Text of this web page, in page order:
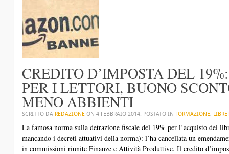
CREDITO D’IMPOSTA DEL
PER I LETTORI, BUONO
MENO ABBIENTI
SCRITTO DA REDAZIONE ON 4 FEBBRAIO 2014. POSTATO IN FORMAZIONE,
La famosa norma sulla detrazione fiscale del 19% per l’acquisto dei
mancando i decreti attuativi della norma): l’ha cancellata un
in commissioni riunite Finanze e Attività Produttive. Il credito